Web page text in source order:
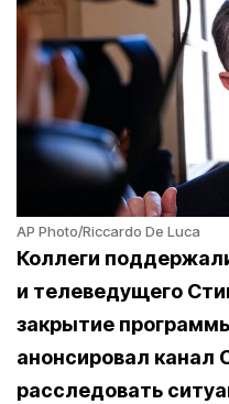
AP Photo/Riccardo De Luca
Коллеги
и телеведущего
закрытие
анонсировал канал
расследовать